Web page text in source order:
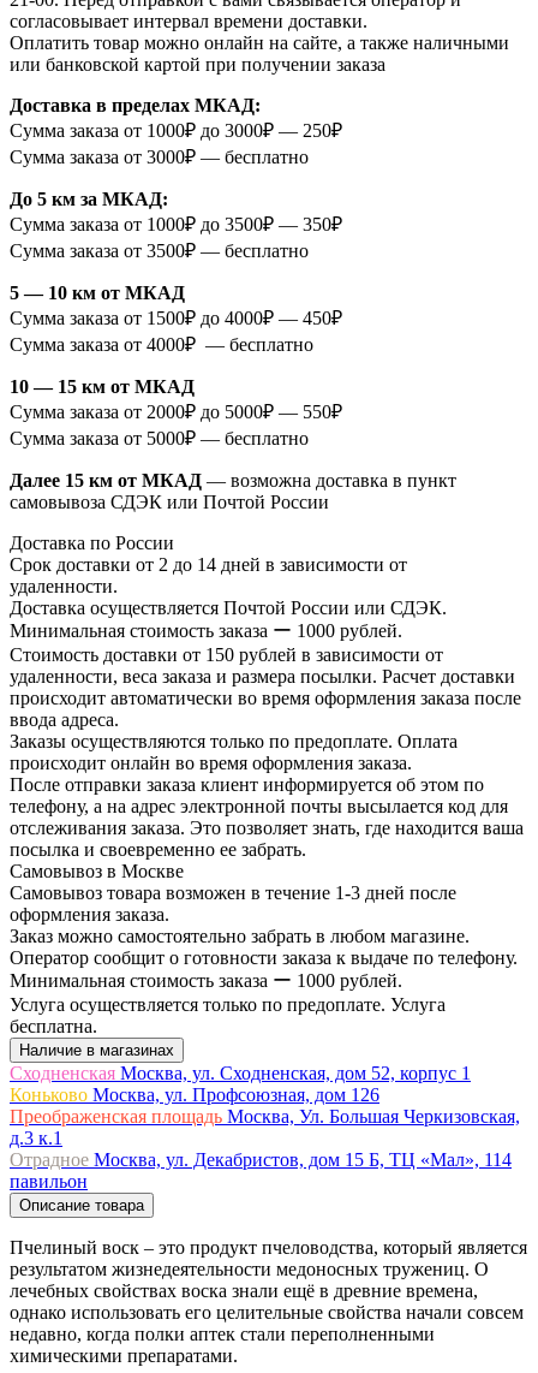
согласовывает интервал времени доставки.
Оплатить товар можно онлайн на сайте, а также наличными
или банковской картой при получении заказа
Доставка в пределах МКАД:
Сумма заказа от 1000₽ до 3000₽ — 250₽
Сумма заказа от 3000₽ — бесплатно
До 5 км за МКАД:
Сумма заказа от 1000₽ до 3500₽ — 350₽
Сумма заказа от 3500₽ — бесплатно
5 — 10 км от МКАД
Сумма заказа от 1500₽ до 4000₽ — 450₽
Сумма заказа от 4000₽ — бесплатно
10 — 15 км от МКАД
Сумма заказа от 2000₽ до 5000₽ — 550₽
Сумма заказа от 5000₽ — бесплатно
Далее 15 км от МКАД — возможна доставка в пункт
самовывоза СДЭК или Почтой России
Доставка по России
Срок доставки от 2 до 14 дней в зависимости от
удаленности.
Доставка осуществляется Почтой России или СДЭК.
Минимальная стоимость заказа ー 1000 рублей.
Стоимость доставки от 150 рублей в зависимости от
удаленности, веса заказа и размера посылки. Расчет доставки
происходит автоматически во время оформления заказа после
ввода адреса.
Заказы осуществляются только по предоплате. Оплата
происходит онлайн во время оформления заказа.
После отправки заказа клиент информируется об этом по
телефону, а на адрес электронной почты высылается код для
отслеживания заказа. Это позволяет знать, где находится ваша
посылка и своевременно ее забрать.
Самовывоз в Москве
Самовывоз товара возможен в течение 1-3 дней после
оформления заказа.
Заказ можно самостоятельно забрать в любом магазине.
Оператор сообщит о готовности заказа к выдаче по телефону.
Минимальная стоимость заказа ー 1000 рублей.
Услуга осуществляется только по предоплате. Услуга
бесплатна.
Наличие в магазинах
Сходненская Москва, ул. Сходненская, дом 52, корпус 1
Коньково Москва, ул. Профсоюзная, дом 126
Преображенская площадь Москва, Ул. Большая Черкизовская,
д.3 к.1
Отрадное Москва, ул. Декабристов, дом 15 Б, ТЦ «Мал», 114
павильон
Описание товара
Пчелиный воск – это продукт пчеловодства, который является
результатом жизнедеятельности медоносных тружениц. О
лечебных свойствах воска знали ещё в древние времена,
однако использовать его целительные свойства начали совсем
недавно, когда полки аптек стали переполненными
химическими препаратами.